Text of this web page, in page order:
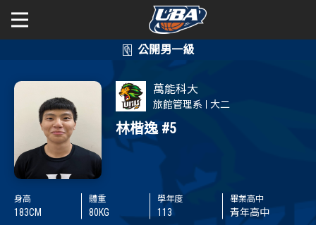
公開男一級 賽事資訊
賽程表
戰績排行
球隊資訊
公開女一級
賽事資訊
賽程表
戰績排行
球隊資訊
二級與一般組
新聞
萬能科大
旅館管理系 大二
林楷逸 #5
身高
183CM
體重
80KG
學年度
113
畢業高中
青年高中